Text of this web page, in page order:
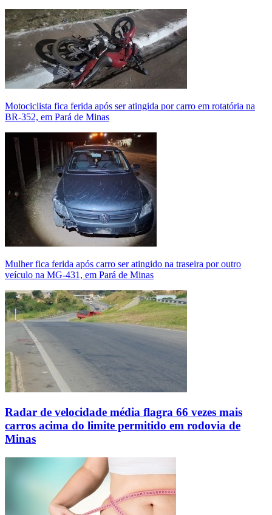
Motociclista fica ferida após ser atingida por carro em rotatória na
BR-352, em Pará de Minas
Mulher fica ferida após carro ser atingido na traseira por outro
veículo na MG-431, em Pará de Minas
Radar de velocidade média flagra 66 vezes mais
carros acima do limite permitido em rodovia de
Minas